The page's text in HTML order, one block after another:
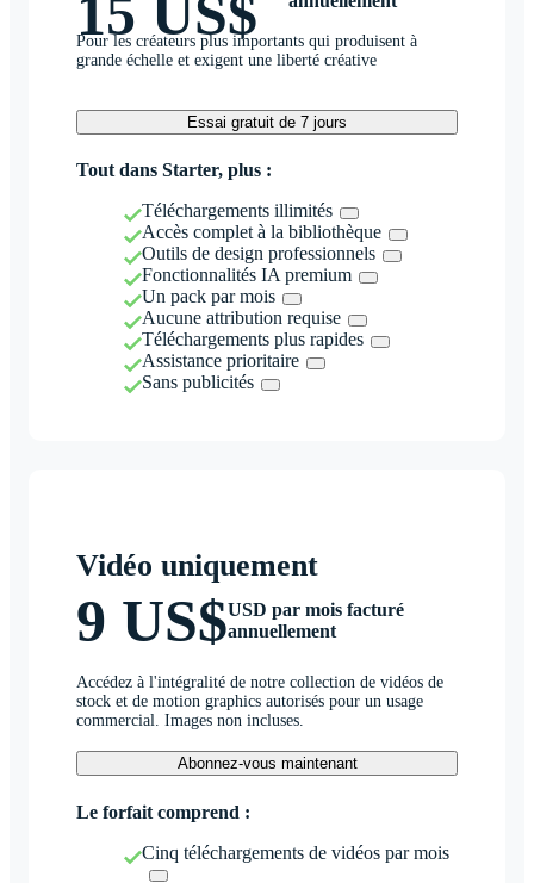
15 US$
Pour les créateurs plus importants qui produisent à
grande échelle et exigent une liberté créative
Essai gratuit de 7 jours
Tout dans Starter, plus :
Téléchargements illimités
Accès complet à la bibliothèque
Outils de design professionnels
Fonctionnalités IA premium
Un pack par mois
Aucune attribution requise
Téléchargements plus rapides
Assistance prioritaire
Sans publicités
Vidéo uniquement
9 US$USD par mois facturé
annuellement
Accédez à l'intégralité de notre collection de vidéos de
stock et de motion graphics autorisés pour un usage
commercial. Images non incluses.
Abonnez-vous maintenant
Le forfait comprend :
Cinq téléchargements de vidéos par mois